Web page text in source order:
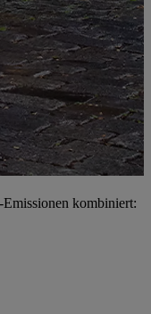
kombiniert: